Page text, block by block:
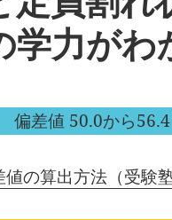
学力がわ
偏差値 50.0から56.4
値の算出方法（受験